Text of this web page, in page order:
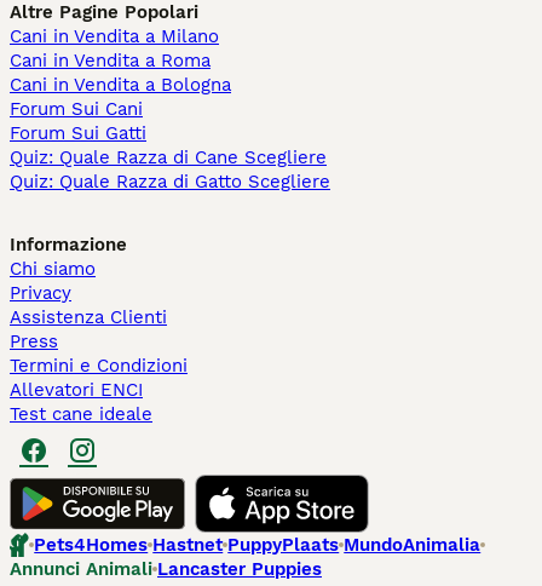
Altre Pagine Popolari
Cani in Vendita a Milano
Cani in Vendita a Roma
Cani in Vendita a Bologna
Forum Sui Cani
Forum Sui Gatti
Quiz: Quale Razza di Cane Scegliere
Quiz: Quale Razza di Gatto Scegliere
Informazione
Chi siamo
Privacy
Assistenza Clienti
Press
Termini e Condizioni
Allevatori ENCI
Test cane ideale
Pets4Homes Hastnet PuppyPlaats MundoAnimalia
Annunci Animali Lancaster Puppies